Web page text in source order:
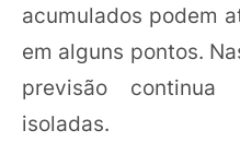
acumulados podem
em alguns pontos.
previsão continua
isoladas.